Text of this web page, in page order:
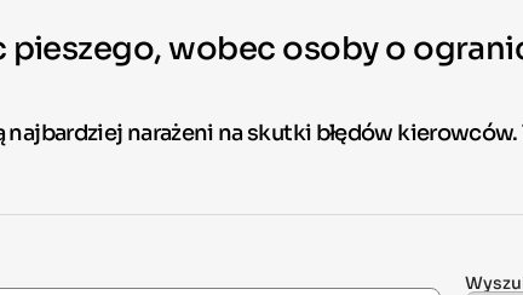
wobec osoby o
narażeni na skutki błędów